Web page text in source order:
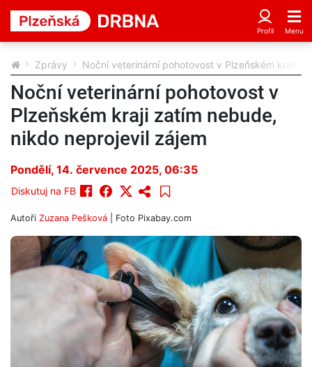
Zprávy Noční veterinární pohotovost v Plzeňském kraji
Noční veterinární pohotovost v
Plzeňském kraji zatím nebude,
nikdo neprojevil zájem
Pondělí, 14. července 2025, 06:35
Diskutuj na FB
Autoři Zuzana Pešková | Foto Pixabay.com